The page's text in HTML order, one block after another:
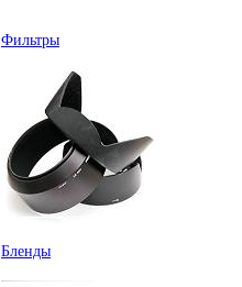
Фильтры
Бленды